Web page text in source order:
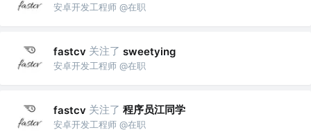
安卓开发工程师 @在职
fastcv 关注了 sweetying
安卓开发工程师 @在职
fastcv 关注了 程序员江同学
安卓开发工程师 @在职